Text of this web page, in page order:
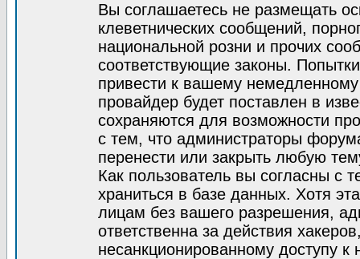
Вы соглашаетесь не размещать
клеветнических сообщений,
национальной розни и прочих
соответствующие законы.
привести к вашему
провайдер будет поставлен в
сохраняются для возможности
с тем, что администраторы
перенести или закрыть любую
Как пользователь вы согласны с
храниться в базе данных. Хотя
лицам без вашего разрешения,
ответственна за действия
несанкционированному доступу к